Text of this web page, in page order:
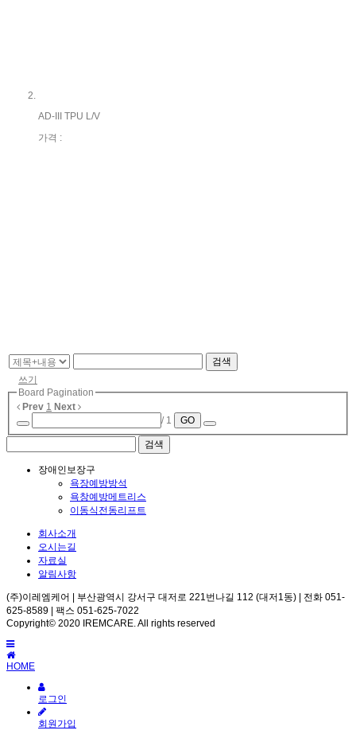
AD-III TPU L/V
가격 :
검색
쓰기
Board Pagination
Prev 1 Next
/ 1
GO
장애인보장구
욕장예방방석
욕창예방메트리스
이동식전동리프트
회사소개
오시는길
자료실
알림사항
(주)이레엠케어 | 부산광역시 강서구 대저로 221번나길 112 (대저1동) | 전화 051-
625-8589 | 팩스 051-625-7022
Copyright© 2020 IREMCARE. All rights reserved
HOME
로그인
회원가입